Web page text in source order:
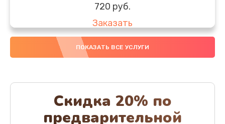
720 руб.
Заказать
Замена бака воды
Заказать
Чистка с разбором кофемашины
ПОКАЗАТЬ ВСЕ УСЛУГИ
Скидка 20% по
предварительной